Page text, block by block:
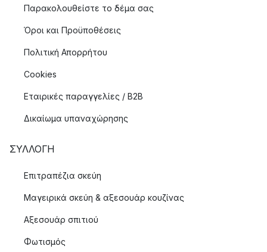
Παρακολουθείστε το δέμα σας
Όροι και Προϋποθέσεις
Πολιτική Απορρήτου
Cookies
Εταιρικές παραγγελίες / B2B
Δικαίωμα υπαναχώρησης
ΣΥΛΛΟΓΉ
Επιτραπέζια σκεύη
Μαγειρικά σκεύη & αξεσουάρ κουζίνας
Αξεσουάρ σπιτιού
Φωτισμός